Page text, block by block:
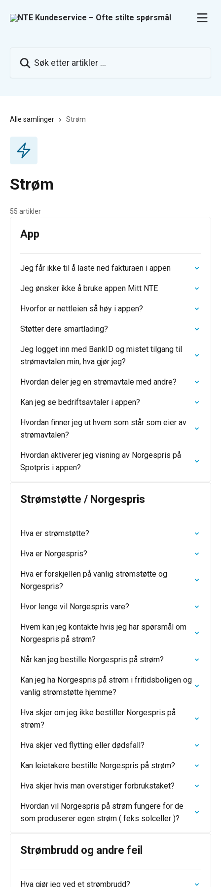
Alle samlinger Strøm
Strøm
55 artikler
App
Jeg får ikke til å laste ned fakturaen i appen
Jeg ønsker ikke å bruke appen Mitt NTE
Hvorfor er nettleien så høy i appen?
Støtter dere smartlading?
Jeg logget inn med BankID og mistet tilgang til
strømavtalen min, hva gjør jeg?
Hvordan deler jeg en strømavtale med andre?
Kan jeg se bedriftsavtaler i appen?
Hvordan finner jeg ut hvem som står som eier av
strømavtalen?
Hvordan aktiverer jeg visning av Norgespris på
Spotpris i appen?
Strømstøtte / Norgespris
Hva er strømstøtte?
Hva er Norgespris?
Hva er forskjellen på vanlig strømstøtte og
Norgespris?
Hvor lenge vil Norgespris vare?
Hvem kan jeg kontakte hvis jeg har spørsmål om
Norgespris på strøm?
Når kan jeg bestille Norgespris på strøm?
Kan jeg ha Norgespris på strøm i fritidsboligen og
vanlig strømstøtte hjemme?
Hva skjer om jeg ikke bestiller Norgespris på
strøm?
Hva skjer ved flytting eller dødsfall?
Kan leietakere bestille Norgespris på strøm?
Hva skjer hvis man overstiger forbrukstaket?
Hvordan vil Norgespris på strøm fungere for de
som produserer egen strøm ( feks solceller )?
Strømbrudd og andre feil
Hva gjør jeg ved et strømbrudd?